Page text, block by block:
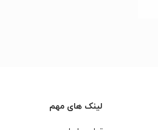
لینک های مهم